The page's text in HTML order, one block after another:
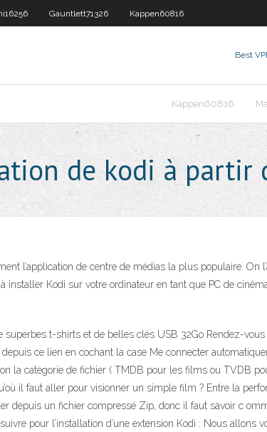
Gauntlett71326 Kappen60816
Best
Kappen60816
de kodi à partir
l’application de centre de médias la plus populaire.
installer Kodi sur votre ordinateur en tant que PC de
t-shirts et de belles clés USB 32Go Rendez-
ce lien en cochant la case Me connecter
la catégorie de fichier ( TMDB pour les films ou TVDB
il faut aller pour visionner un simple film ? Entre la
depuis un fichier compressé Zip, donc il faut savoir c
pour l’installation d’une extension Kodi : Nous allons